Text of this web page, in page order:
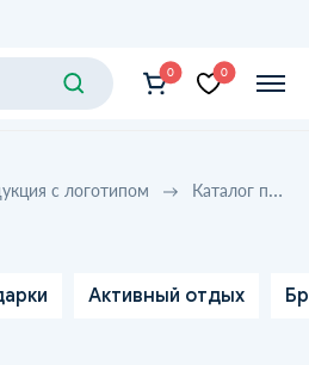
0 0
с логотипом Каталог продукции
Активный отдых